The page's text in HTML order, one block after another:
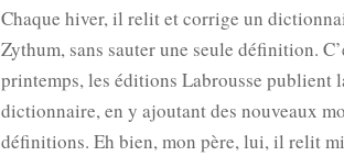
Chaque hiver, il relit et cor­rige un
Zythum, sans sau­ter une seule défi­ni­tion.
prin­temps, les édi­tions Labrousse
dic­tion­naire, en y ajou­tant des nou­veaux
défi­ni­tions. Eh bien, mon père, lui, il relit